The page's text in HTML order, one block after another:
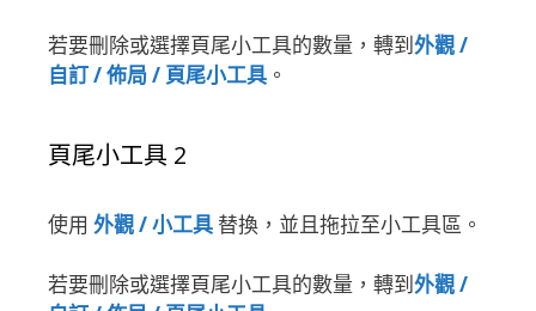
若要刪除或選擇頁尾小工具的數量，轉到外觀 /
自訂 / 佈局 / 頁尾小工具 。
頁尾小工具 2
使用 外觀 / 小工具 替換，並且拖拉至小工具區。
若要刪除或選擇頁尾小工具的數量，轉到外觀 /